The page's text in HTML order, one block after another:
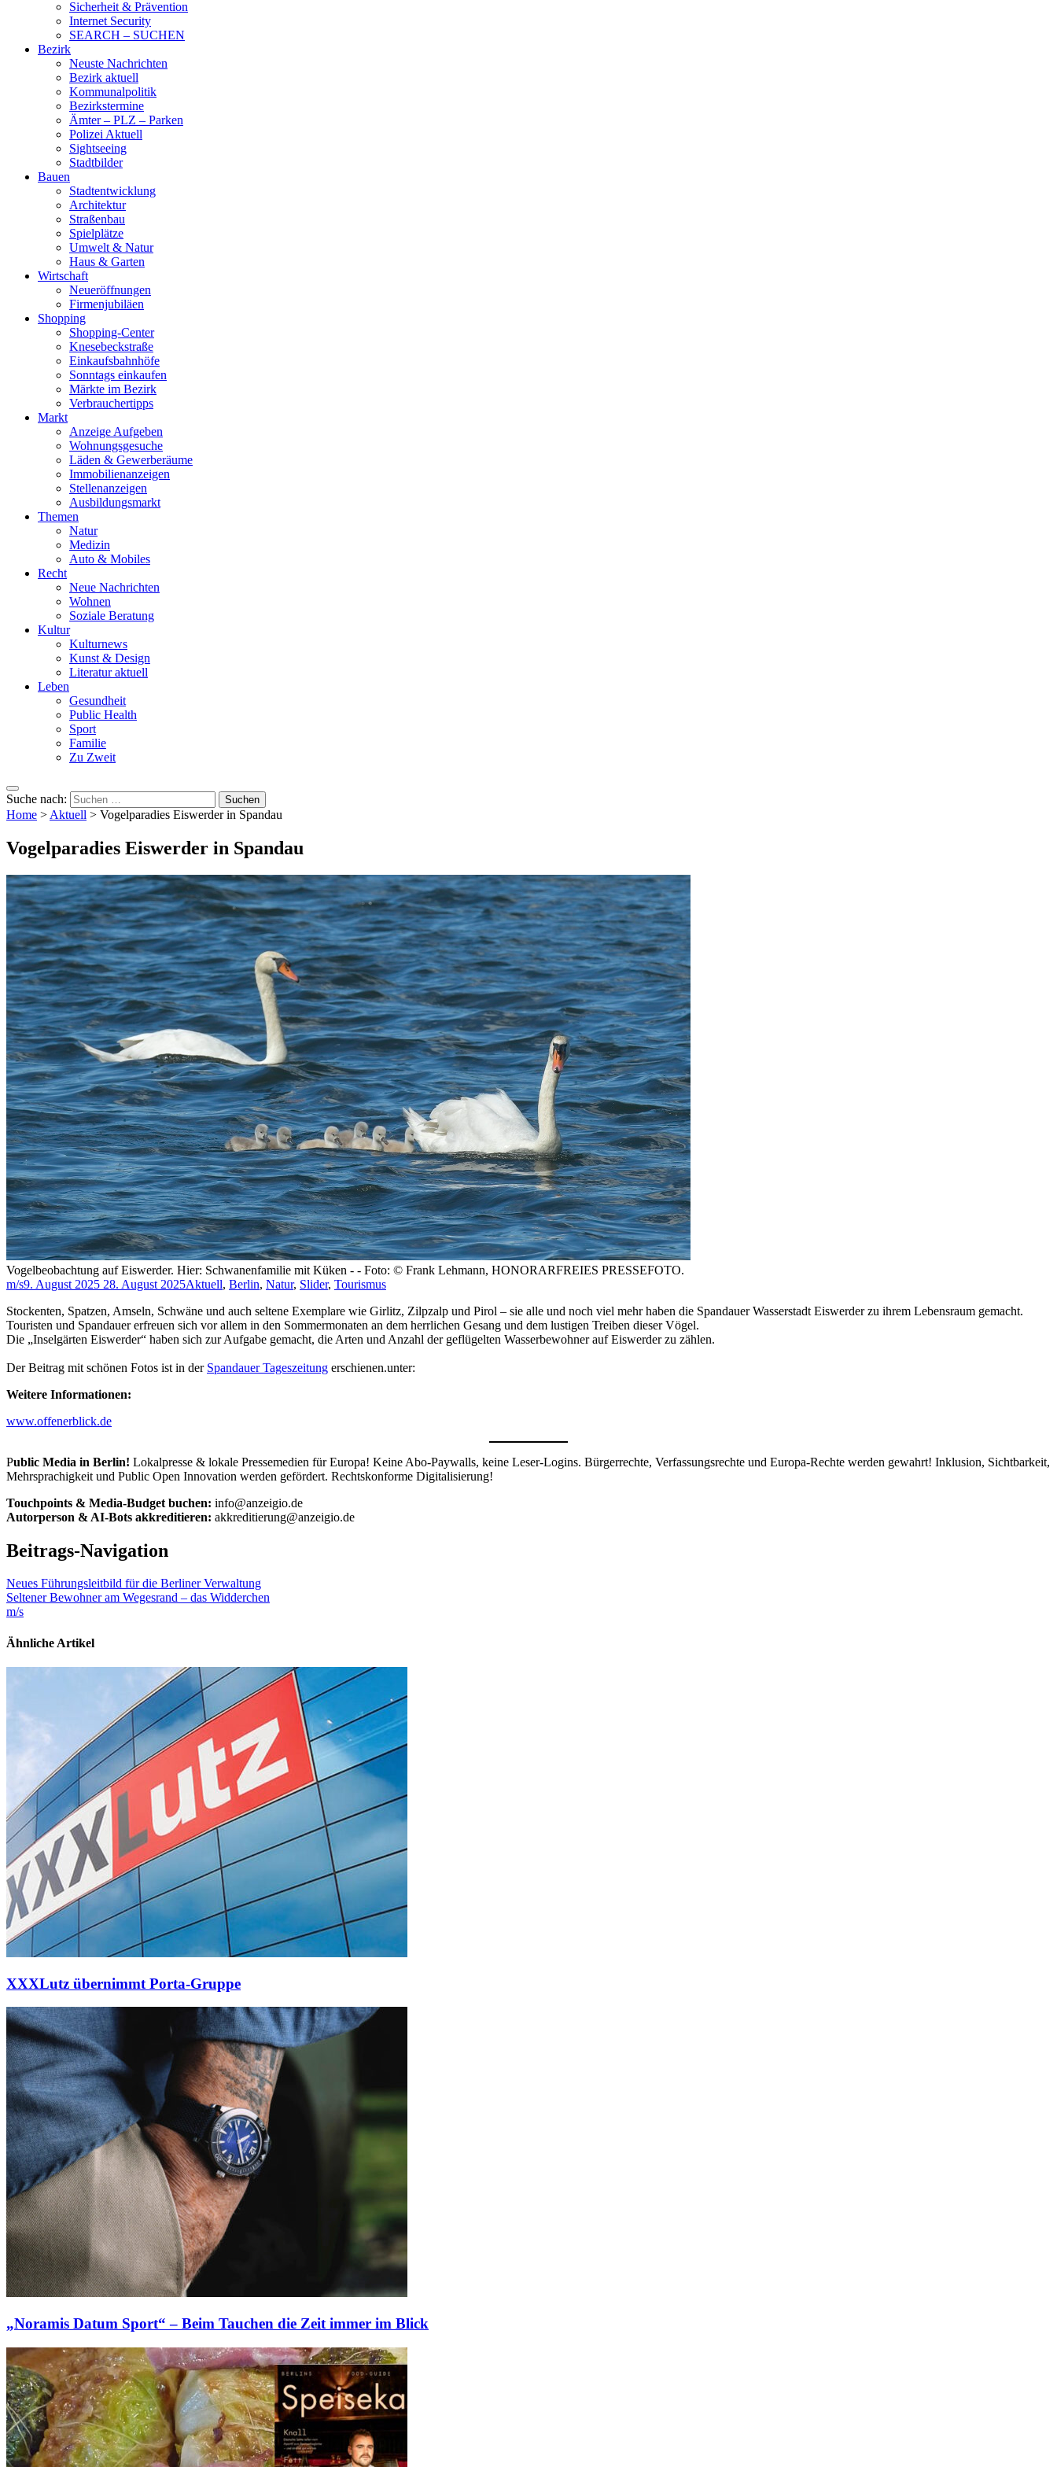
Sicherheit & Prävention
Internet Security
SEARCH – SUCHEN
Bezirk
Neuste Nachrichten
Bezirk aktuell
Kommunalpolitik
Bezirkstermine
Ämter – PLZ – Parken
Polizei Aktuell
Sightseeing
Stadtbilder
Bauen
Stadtentwicklung
Architektur
Straßenbau
Spielplätze
Umwelt & Natur
Haus & Garten
Wirtschaft
Neueröffnungen
Firmenjubiläen
Shopping
Shopping-Center
Knesebeckstraße
Einkaufsbahnhöfe
Sonntags einkaufen
Märkte im Bezirk
Verbrauchertipps
Markt
Anzeige Aufgeben
Wohnungsgesuche
Läden & Gewerberäume
Immobilienanzeigen
Stellenanzeigen
Ausbildungsmarkt
Themen
Natur
Medizin
Auto & Mobiles
Recht
Neue Nachrichten
Wohnen
Soziale Beratung
Kultur
Kulturnews
Kunst & Design
Literatur aktuell
Leben
Gesundheit
Public Health
Sport
Familie
Zu Zweit
Suche nach:
Home > Aktuell > Vogelparadies Eiswerder in Spandau
Vogelparadies Eiswerder in Spandau
Vogelbeobachtung auf Eiswerder. Hier: Schwanenfamilie mit Küken - - Foto: © Frank Lehmann, HONORARFREIES PRESSEFOTO.
m/s9. August 2025 28. August 2025Aktuell, Berlin, Natur, Slider, Tourismus
Stockenten, Spatzen, Amseln, Schwäne und auch seltene Exemplare wie Girlitz, Zilpzalp und Pirol – sie alle und noch viel mehr haben die Spandauer Wasserstadt Eiswerder zu ihrem Lebensraum gemacht.
Touristen und Spandauer erfreuen sich vor allem in den Sommermonaten an dem herrlichen Gesang und dem lustigen Treiben dieser Vögel.
Die „Inselgärten Eiswerder“ haben sich zur Aufgabe gemacht, die Arten und Anzahl der geflügelten Wasserbewohner auf Eiswerder zu zählen.
Der Beitrag mit schönen Fotos ist in der Spandauer Tageszeitung erschienen.unter:
Weitere Informationen:
www.offenerblick.de
Public Media in Berlin! Lokalpresse & lokale Pressemedien für Europa! Keine Abo-Paywalls, keine Leser-Logins. Bürgerrechte, Verfassungsrechte und Europa-Rechte werden gewahrt! Inklusion, Sichtbarkeit,
Mehrsprachigkeit und Public Open Innovation werden gefördert. Rechtskonforme Digitalisierung!
Touchpoints & Media-Budget buchen: info@anzeigio.de
Autorperson & AI-Bots akkreditieren: akkreditierung@anzeigio.de
Beitrags-Navigation
Neues Führungsleitbild für die Berliner Verwaltung
Seltener Bewohner am Wegesrand – das Widderchen
m/s
Ähnliche Artikel
XXXLutz übernimmt Porta-Gruppe
„Noramis Datum Sport“ – Beim Tauchen die Zeit immer im Blick